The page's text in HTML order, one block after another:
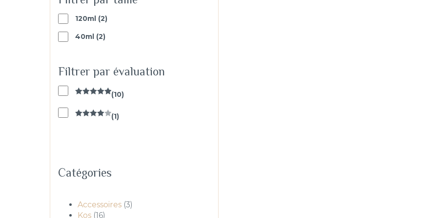
120ml 22
40ml 22
Filtrer par évaluation
5
(10)
(1)
Catégories
Accessoires 33
Kos 1616